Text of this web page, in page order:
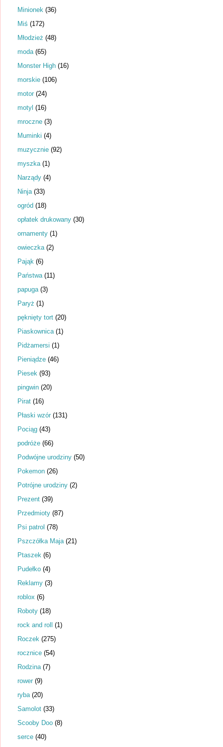
Minionek (36)
Miś (172)
Młodzież (48)
moda (65)
Monster High (16)
morskie (106)
motor (24)
motyl (16)
mroczne (3)
Muminki (4)
muzycznie (92)
myszka (1)
Narządy (4)
Ninja (33)
ogród (18)
opłatek drukowany (30)
ornamenty (1)
owieczka (2)
Pająk (6)
Państwa (11)
papuga (3)
Paryż (1)
pęknięty tort (20)
Piaskownica (1)
Pidżamersi (1)
Pieniądze (46)
Piesek (93)
pingwin (20)
Pirat (16)
Płaski wzór (131)
Pociąg (43)
podróże (66)
Podwójne urodziny (50)
Pokemon (26)
Potrójne urodziny (2)
Prezent (39)
Przedmioty (87)
Psi patrol (78)
Pszczółka Maja (21)
Ptaszek (6)
Pudełko (4)
Reklamy (3)
roblox (6)
Roboty (18)
rock and roll (1)
Roczek (275)
rocznice (54)
Rodzina (7)
rower (9)
ryba (20)
Samolot (33)
Scooby Doo (8)
serce (40)